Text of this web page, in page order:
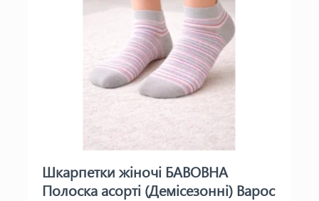
Шкарпетки жіночі БАВОВНА
Полоска асорті (Демісезонні) Варос